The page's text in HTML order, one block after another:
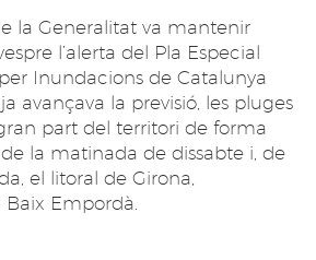
la Generalitat va mantenir
l’alerta del Pla Especial
Inundacions de Catalunya
avançava la previsió, les pluges
part del territori de forma
la matinada de dissabte i, de
el litoral de Girona,
Empordà.